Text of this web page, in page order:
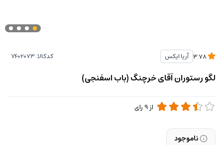
آریا ایکس کدکالا:
لگو رستوران آقای خرچنگ (باب اسفنجی)
از9رای
ناموجود